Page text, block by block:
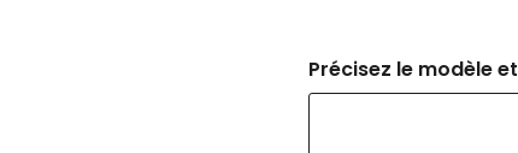
Précisez le modèle